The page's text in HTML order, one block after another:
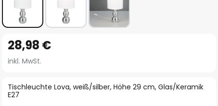
Anfang
der
springen
Tischleuchte Lova, weiß/silber, Höhe 29 cm, Glas/Keramik
E27
28,98 €
inkl. MwSt.